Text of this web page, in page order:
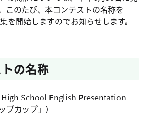
このたび、本コンテストの名称を
を開始しますのでお知らせします。
の名称
School English Presentation
プカップ」）